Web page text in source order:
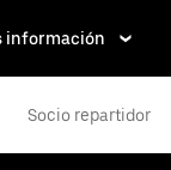
información
Socio repartidor